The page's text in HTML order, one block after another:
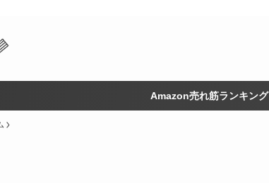
Amazon売れ筋ランキング